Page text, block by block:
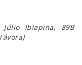
Ibiapina, 89B